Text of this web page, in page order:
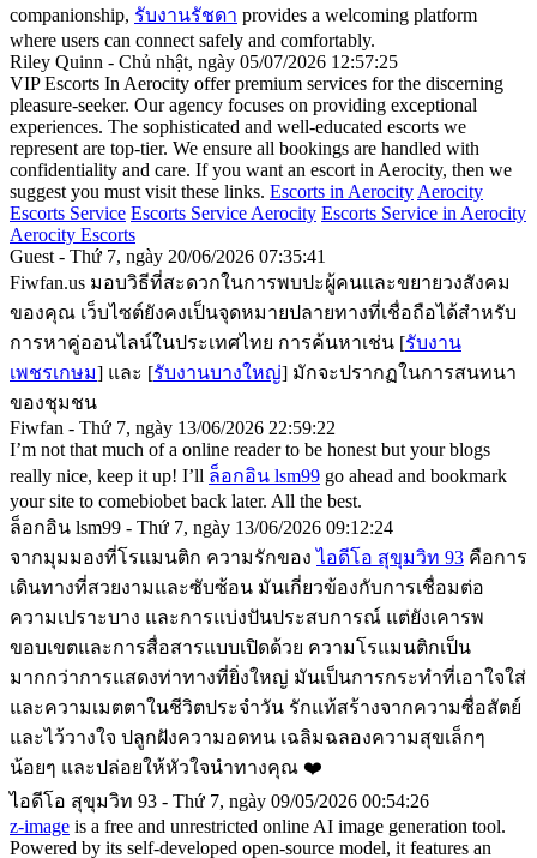
companionship, รับงานรัชดา provides a welcoming platform
where users can connect safely and comfortably.
Riley Quinn - Chủ nhật, ngày 05/07/2026 12:57:25
VIP Escorts In Aerocity offer premium services for the discerning
pleasure-seeker. Our agency focuses on providing exceptional
experiences. The sophisticated and well-educated escorts we
represent are top-tier. We ensure all bookings are handled with
confidentiality and care. If you want an escort in Aerocity, then we
suggest you must visit these links. Escorts in Aerocity Aerocity
Escorts Service Escorts Service Aerocity Escorts Service in Aerocity
Aerocity Escorts
Guest - Thứ 7, ngày 20/06/2026 07:35:41
Fiwfan.us มอบวิธีที่สะดวกในการพบปะผู้คนและขยายวงสังคม
ของคุณ เว็บไซต์ยังคงเป็นจุดหมายปลายทางที่เชื่อถือได้สำหรับ
การหาคู่ออนไลน์ในประเทศไทย การค้นหาเช่น [รับงาน
เพชรเกษม] และ [รับงานบางใหญ่] มักจะปรากฏในการสนทนา
ของชุมชน
Fiwfan - Thứ 7, ngày 13/06/2026 22:59:22
I’m not that much of a online reader to be honest but your blogs
really nice, keep it up! I’ll ล็อกอิน lsm99 go ahead and bookmark
your site to comebiobet back later. All the best.
ล็อกอิน lsm99 - Thứ 7, ngày 13/06/2026 09:12:24
จากมุมมองที่โรแมนติก ความรักของไอดีโอ สุขุมวิท 93 คือการ
เดินทางที่สวยงามและซับซ้อน มันเกี่ยวข้องกับการเชื่อมต่อ
ความเปราะบาง และการแบ่งปันประสบการณ์ แต่ยังเคารพ
ขอบเขตและการสื่อสารแบบเปิดด้วย ความโรแมนติกเป็น
มากกว่าการแสดงท่าทางที่ยิ่งใหญ่ มันเป็นการกระทําที่เอาใจใส่
และความเมตตาในชีวิตประจําวัน รักแท้สร้างจากความซื่อสัตย์
และไว้วางใจ ปลูกฝังความอดทน เฉลิมฉลองความสุขเล็กๆ
น้อยๆ และปล่อยให้หัวใจนําทางคุณ ❤️
ไอดีโอ สุขุมวิท 93 - Thứ 7, ngày 09/05/2026 00:54:26
z-image is a free and unrestricted online AI image generation tool.
Powered by its self-developed open-source model, it features an